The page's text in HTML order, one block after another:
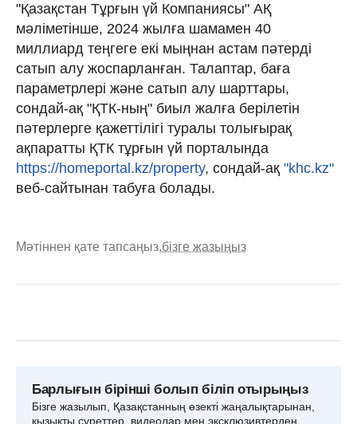
"Қазақстан Тұрғын үй Компаниясы" АҚ
мәліметінше, 2024 жылға шамамен 40
миллиард теңгеге екі мыңнан астам пәтерді
сатып алу жоспарланған. Талаптар, баға
параметрлері және сатып алу шарттары,
сондай-ақ "ҚТК-ның" биыл жалға берілетін
пәтерлерге қажеттілігі туралы толығырақ
ақпаратты ҚТК тұрғын үй порталында
https://homeportal.kz/property, сондай-ақ "khc.kz"
веб-сайтынан табуға болады.
Мәтіннен қате тапсаңыз,бізге жазыңыз
Барлығын бірінші болып біліп отырыңыз
Бізге жазылып, Қазақстанның өзекті жаңалықтарынан,
қызықты суреттер, видеолар мен эксклюзивтерден